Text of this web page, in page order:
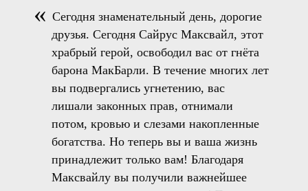
Сегодня знаменательный день, дорогие
друзья. Сегодня Сайрус Максвайл, этот
храбрый герой, освободил вас от гнёта
барона МакБарли. В течение многих лет
вы подвергались угнетению, вас
лишали законных прав, отнимали
потом, кровью и слезами накопленные
богатства. Но теперь вы и ваша жизнь
принадлежит только вам! Благодаря
Максвайлу вы получили важнейшее